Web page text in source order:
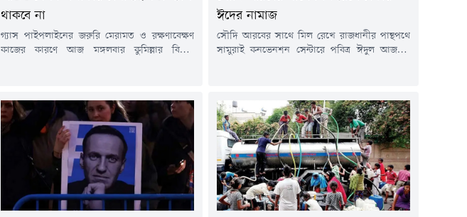
থাকবে না
গ্যাস পাইপলাইনের জরুরি মেরামত ও রক্ষণাবেক্ষণ
কাজের কারণে আজ মঙ্গলবার কুমিল্লার বিভিন্ন
ডিস্ট্রিবিউশন কোম্পানি লিমিটেডের আওতাধীন
এলাকায় পর্যায়ক্রমে এ রক্ষণাবেক্ষণ কাজ পরিচালিত
হবে। এ কারণে ২৮ জুলাই (মঙ্গলবার)...
ঈদের নামাজ
সৌদি আরবের সাথে মিল রেখে রাজধানীর পান্থপথে
সামুরাই কনভেনশন সেন্টারে পবিত্র ঈদুল আজহার
এতে অংশ নেন কয়েকশ মুসল্লি।সৌদি আরবের সাথে
মিল রেখে রাজধানীর পান্থপথে সামুরাই কনভেনশন
সেন্টারে পবিত্র ঈদুল আজহার নামাজ অনুষ্ঠিত...